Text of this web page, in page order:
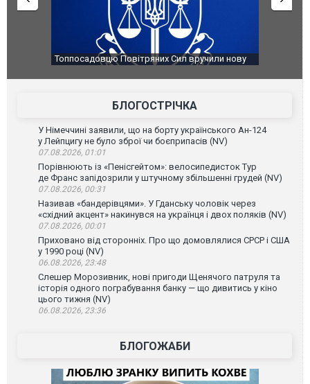
Сили оборони уразили Ярославський НПЗ:
губернатор регіону заявив про наймасштабнішу
атаку. ВІДЕО
Неймар
БЛОГОСТРІЧКА
У Німеччині заявили, що на борту українського Ан-124
у Лейпцигу не було зброї чи боєприпасів (NV)
07.08.2026, 01:01
Порівнюють із «Пенісгейтом»: велосипедисток Тур
де Франс запідозрили у штучному збільшенні грудей (NV)
07.08.2026, 00:31
Називав «бандерівцями». У Гданську чоловік через
«східний акцент» накинувся на українця і двох поляків (NV)
07.08.2026, 00:01
Приховано від сторонніх. Про що домовлялися СРСР і США
у 1990 році (NV)
06.08.2026, 23:48
Слешер Морозивник, нові пригоди Щенячого патруля та
історія одного пограбування банку — що дивитись у кіно
цього тижня (NV)
06.08.2026, 23:36
БЛОГОЖАБИ